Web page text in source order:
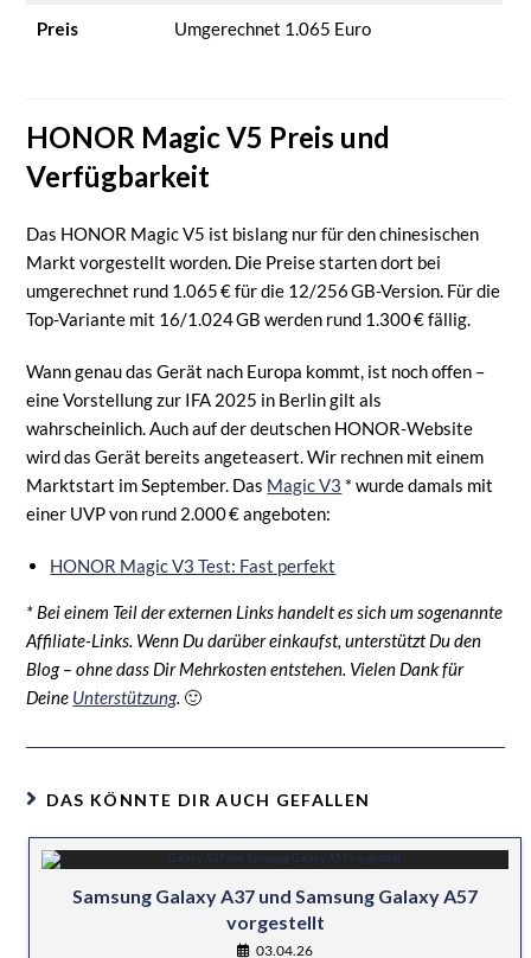
Preis Umgerechnet 1.065 Euro
HONOR Magic V5 Preis und
Verfügbarkeit
Das HONOR Magic V5 ist bislang nur für den chinesischen
Markt vorgestellt worden. Die Preise starten dort bei
umgerechnet rund 1.065 € für die 12/256 GB-Version. Für die
Top-Variante mit 16/1.024 GB werden rund 1.300 € fällig.
Wann genau das Gerät nach Europa kommt, ist noch offen –
eine Vorstellung zur IFA 2025 in Berlin gilt als
wahrscheinlich. Auch auf der deutschen HONOR-Website
wird das Gerät bereits angeteasert. Wir rechnen mit einem
Marktstart im September. Das Magic V3 * wurde damals mit
einer UVP von rund 2.000 € angeboten:
HONOR Magic V3 Test: Fast perfekt
* Bei einem Teil der externen Links handelt es sich um sogenannte
Affiliate-Links. Wenn Du darüber einkaufst, unterstützt Du den
Blog – ohne dass Dir Mehrkosten entstehen. Vielen Dank für
Deine Unterstützung. 🙂
DAS KÖNNTE DIR AUCH GEFALLEN
Samsung Galaxy A37 und Samsung Galaxy A57
vorgestellt
03.04.26